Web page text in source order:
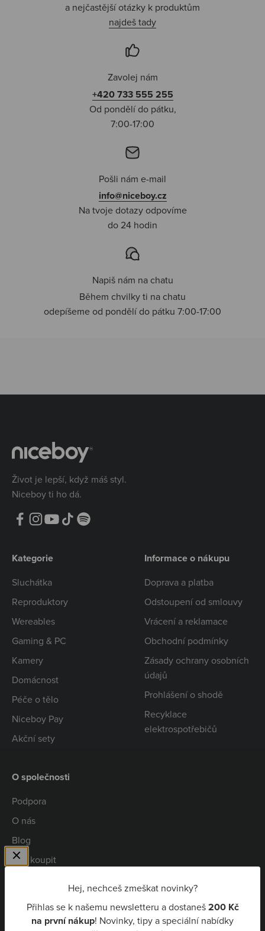
Hej, nechceš zmeškat novinky?
Přihlas se k našemu newsletteru a dostaneš200 Kč
na první nákup! Novinky, tipy a speciální nabídky
a nejčastější otázky k produktům
najdeš tady
Zavolej nám
+420 733 555 255
Od pondělí do pátku,
7:00-17:00
Pošli nám e-mail
info@niceboy.cz
Na tvoje dotazy odpovíme
do 24 hodin
Napiš nám na chatu
Během chvilky ti na chatu
odepíšeme od pondělí do pátku 7:00-17:00
Život je lepší, když máš styl.
Niceboy ti ho dá.
Kategorie
Sluchátka
Reproduktory
Wereables
Gaming & PC
Kamery
Domácnost
Péče o tělo
Niceboy Pay
Akční sety
Informace o nákupu
Doprava a platba
Odstoupení od smlouvy
Vrácení a reklamace
Obchodní podmínky
Zásady ochrany osobních
údajů
Prohlášení o shodě
Recyklace
elektrospotřebičů
O společnosti
Podpora
O nás
Blog
Kde koupit
Niceboy Pay